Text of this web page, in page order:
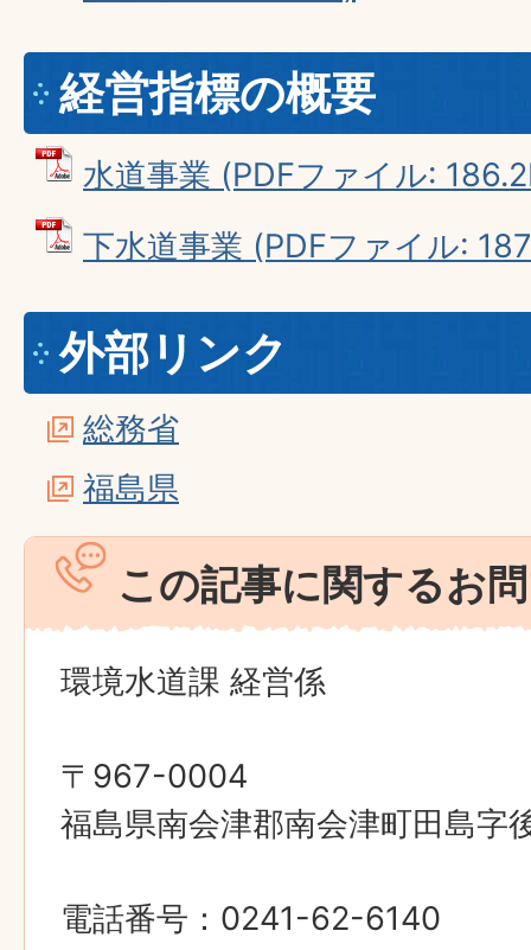
経営指標の概要
水道事業 (PDFファイル:
下水道事業 (PDFファイル:
外部リンク
総務省
福島県
この記事に関するお
環境水道課 経営係
〒967-0004
福島県南会津郡南会津町田島字
電話番号：0241-62-6140